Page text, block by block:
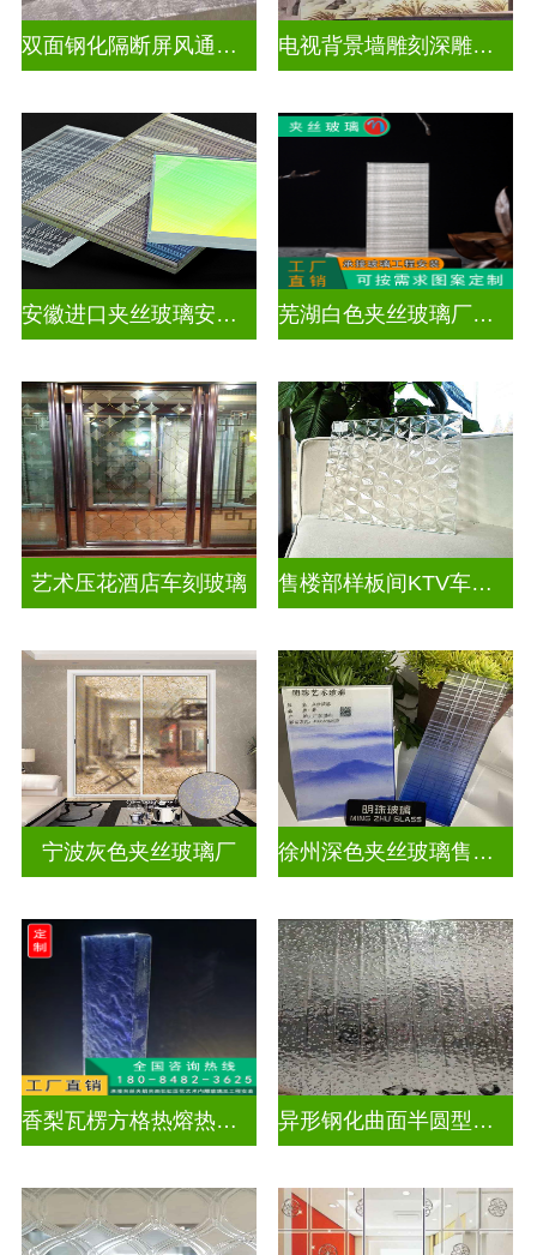
双面钢化隔断屏风通电深雕浮雕玻璃 电视背景墙雕刻深雕玻璃
安徽进口夹丝玻璃安装电话 芜湖白色夹丝玻璃厂家在哪里
艺术压花酒店车刻玻璃 售楼部样板间KTV车刻玻璃
宁波灰色夹丝玻璃厂 徐州深色夹丝玻璃售价多少钱
香梨瓦楞方格热熔热弯玻璃 异形钢化曲面半圆型异形弧形玻璃